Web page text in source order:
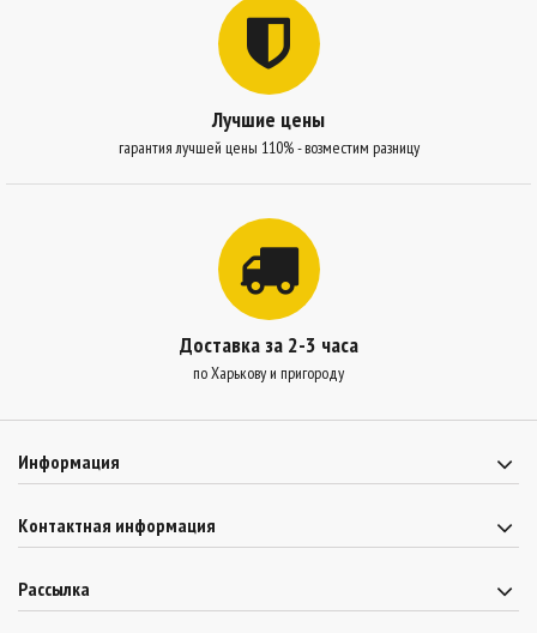
Лучшие цены
гарантия лучшей цены 110% - возместим разницу
Доставка за 2-3 часа
по Харькову и пригороду
Информация
Контактная информация
Рассылка